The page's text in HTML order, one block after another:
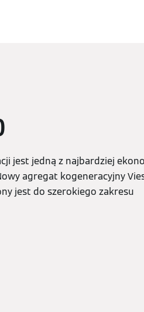
jest jedną z najbardziej
agregat kogeneracyjny
jest do szerokiego zakresu